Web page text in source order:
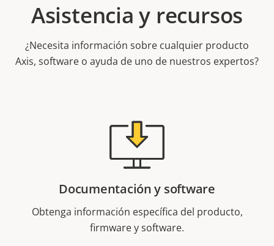
Asistencia y recursos
¿Necesita información sobre cualquier producto
Axis, software o ayuda de uno de nuestros expertos?
Documentación y software
Obtenga información específica del producto,
firmware y software.